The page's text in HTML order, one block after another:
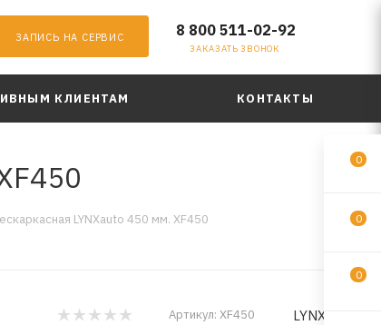
ЗАПИСЬ НА СЕРВИС 8 800 511-02-92
ЗАКАЗАТЬ ЗВОНОК
КЛИЕНТАМ КОНТАКТЫ
LYNXauto 450 мм. XF450
Артикул: XF450 LYNXauto
0
0
0